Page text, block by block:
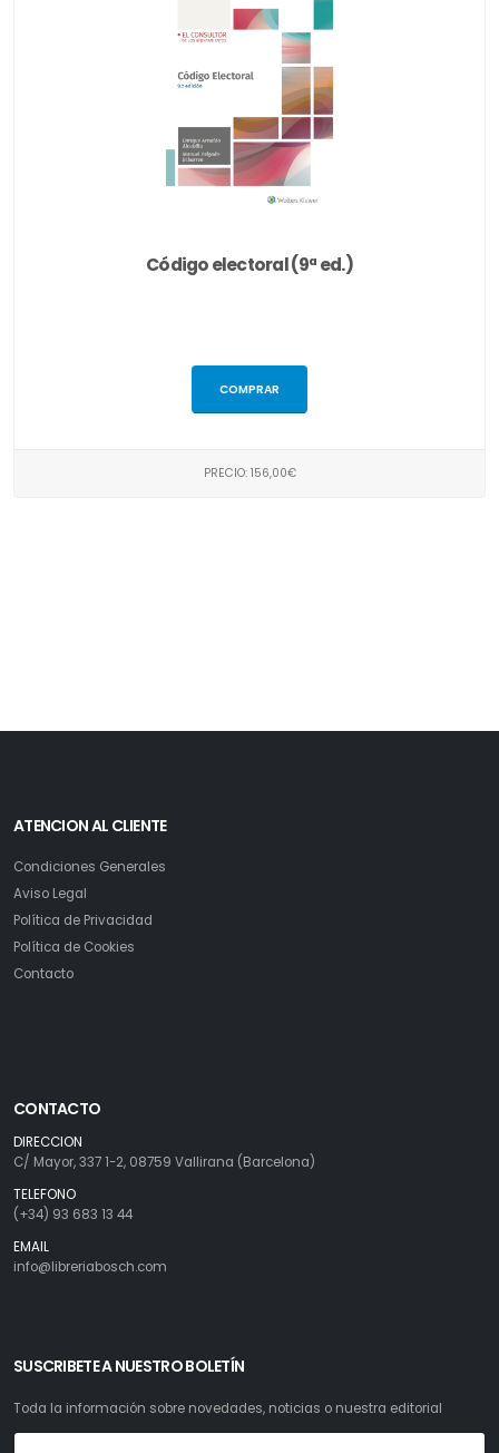
Código electoral (9ª ed.)
COMPRAR
PRECIO: 156,00€
ATENCION AL CLIENTE
Condiciones Generales
Aviso Legal
Política de Privacidad
Política de Cookies
Contacto
CONTACTO
DIRECCION
C/ Mayor, 337 1-2, 08759 Vallirana (Barcelona)
TELEFONO
(+34) 93 683 13 44
EMAIL
info@libreriabosch.com
SUSCRIBETE A NUESTRO BOLETÍN
Toda la información sobre novedades, noticias o nuestra editorial